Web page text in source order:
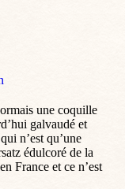
une coquille
galvaudé et
n’est qu’une
édulcoré de la
France et ce n’est